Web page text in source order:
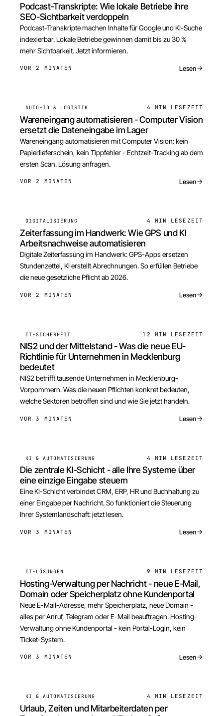
Podcast-Transkripte: Wie lokale Betriebe ihre
SEO-Sichtbarkeit verdoppeln
Podcast-Transkripte machen Inhalte für Google und KI-Suche
indexierbar. Lokale Betriebe gewinnen damit bis zu 30 %
mehr Sichtbarkeit. Jetzt informieren.
VOR 2 MONATEN Lesen
AUTO-ID & LOGISTIK 4 MIN LESEZEIT
Wareneingang automatisieren - Computer Vision
ersetzt die Dateneingabe im Lager
Wareneingang automatisieren mit Computer Vision: kein
Papierlieferschein, kein Tippfehler - Echtzeit-Tracking ab dem
ersten Scan. Lösung anfragen.
VOR 2 MONATEN Lesen
DIGITALISIERUNG 4 MIN LESEZEIT
Zeiterfassung im Handwerk: Wie GPS und KI
Arbeitsnachweise automatisieren
Digitale Zeiterfassung im Handwerk: GPS-Apps ersetzen
Stundenzettel, KI erstellt Abrechnungen. So erfüllen Betriebe
die neue gesetzliche Pflicht ab 2026.
VOR 2 MONATEN Lesen
IT-SICHERHEIT 12 MIN LESEZEIT
NIS2 und der Mittelstand - Was die neue EU-
Richtlinie für Unternehmen in Mecklenburg
bedeutet
NIS2 betrifft tausende Unternehmen in Mecklenburg-
Vorpommern. Was die neuen Pflichten konkret bedeuten,
welche Sektoren betroffen sind und wie Sie jetzt handeln.
VOR 3 MONATEN Lesen
KI & AUTOMATISIERUNG 4 MIN LESEZEIT
Die zentrale KI-Schicht - alle Ihre Systeme über
eine einzige Eingabe steuern
Eine KI-Schicht verbindet CRM, ERP, HR und Buchhaltung zu
einer Eingabe per Nachricht. So funktioniert die Steuerung
Ihrer Systemlandschaft: jetzt lesen.
VOR 3 MONATEN Lesen
IT-LÖSUNGEN 9 MIN LESEZEIT
Hosting-Verwaltung per Nachricht - neue E-Mail,
Domain oder Speicherplatz ohne Kundenportal
Neue E-Mail-Adresse, mehr Speicherplatz, neue Domain -
alles per Anruf, Telegram oder E-Mail beauftragen. Hosting-
Verwaltung ohne Kundenportal - kein Portal-Login, kein
Ticket-System.
VOR 3 MONATEN Lesen
KI & AUTOMATISIERUNG 4 MIN LESEZEIT
Urlaub, Zeiten und Mitarbeiterdaten per